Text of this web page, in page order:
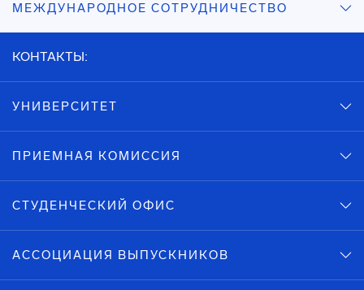
МЕЖДУНАРОДНОЕ СОТРУДНИЧЕСТВО
КОНТАКТЫ:
УНИВЕРСИТЕТ
ПРИЕМНАЯ КОМИССИЯ
СТУДЕНЧЕСКИЙ ОФИС
АССОЦИАЦИЯ ВЫПУСКНИКОВ